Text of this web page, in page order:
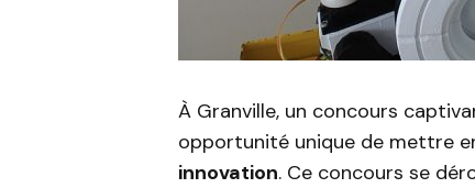
À Granville, un concours
opportunité unique de mettre
innovation. Ce concours se